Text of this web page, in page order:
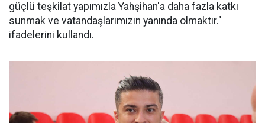
güçlü teşkilat yapımızla Yahşihan'a daha fazla katkı
sunmak ve vatandaşlarımızın yanında olmaktır."
ifadelerini kullandı.